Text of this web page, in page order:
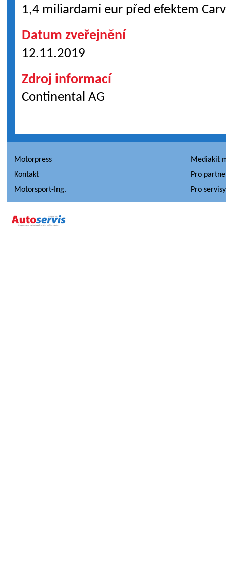
1,4 miliardami eur před efektem
Datum zveřejnění
12.11.2019
Zdroj informací
Continental AG
Motorpress
Mediakit
Kontakt
Pro
Motorsport-Ing.
Pro servisy